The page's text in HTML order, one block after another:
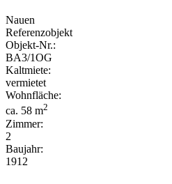
Nauen
Referenzobjekt
Objekt-Nr.:
BA3/1OG
Kaltmiete:
vermietet
Wohnfläche:
ca. 58 m2
Zimmer:
2
Baujahr:
1912